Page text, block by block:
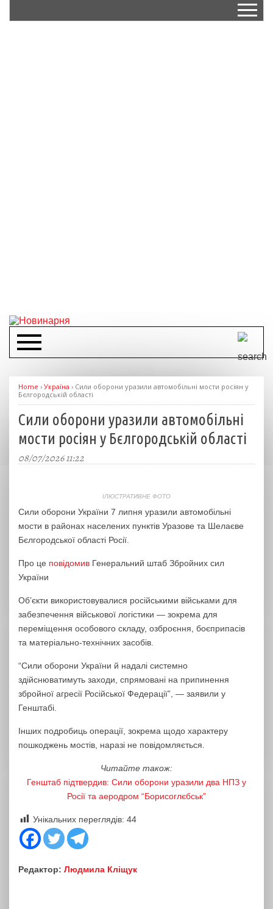
Home › Україна › Сили оборони уразили автомобільні мости росіян у
Бєлгородській області
Сили оборони уразили автомобільні
мости росіян у Бєлгородській області
08/07/2026 11:22
ІЛЮСТРАТИВНЕ ФОТО
Сили оборони України 7 липня уразили автомобільні
мости в районах населених пунктів Уразове та Шелаєве
Бєлгородської області Росії.
Про це повідомив Генеральний штаб Збройних сил
України
Об’єкти використовувалися російськими військами для
забезпечення військової логістики — зокрема для
переміщення особового складу, озброєння, боєприпасів
та матеріально-технічних засобів.
“Сили оборони України й надалі системно
здійснюватимуть заходи, спрямовані на припинення
збройної агресії Російської Федерації”, — заявили у
Генштабі.
Інших подробиць операції, зокрема щодо характеру
пошкоджень мостів, наразі не повідомляється.
Читайте також:
Генштаб підтвердив: Сили оборони уразили два НПЗ у
Росії та аеродром “Борисоглєбськ”
Унікальних переглядів: 44
Редактор: Людмила Кліщук